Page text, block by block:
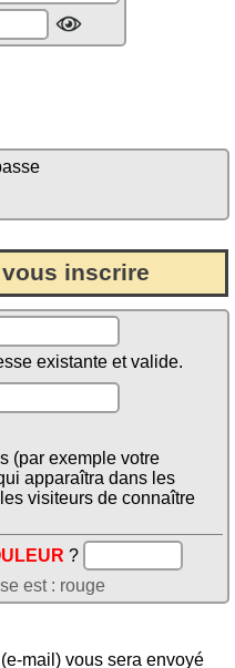
inscrire
existante et valide.
(par exemple votre
apparaîtra dans les
visiteurs de connaître
?
est : rouge
mail) vous sera envoyé